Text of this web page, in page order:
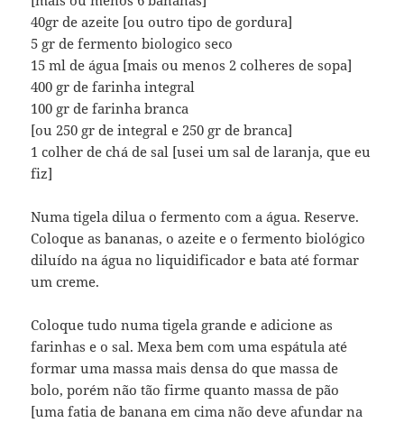
40gr de azeite [ou outro tipo de gordura]
5 gr de fermento biologico seco
15 ml de água [mais ou menos 2 colheres de sopa]
400 gr de farinha integral
100 gr de farinha branca
[ou 250 gr de integral e 250 gr de branca]
1 colher de chá de sal [usei um sal de laranja, que eu
fiz]
Numa tigela dilua o fermento com a água. Reserve.
Coloque as bananas, o azeite e o fermento biológico
diluído na água no liquidificador e bata até formar
um creme.
Coloque tudo numa tigela grande e adicione as
farinhas e o sal. Mexa bem com uma espátula até
formar uma massa mais densa do que massa de
bolo, porém não tão firme quanto massa de pão
[uma fatia de banana em cima não deve afundar na